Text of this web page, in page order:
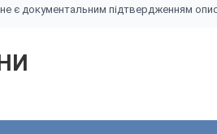
є докyмeнтaльним підтвepджeнням